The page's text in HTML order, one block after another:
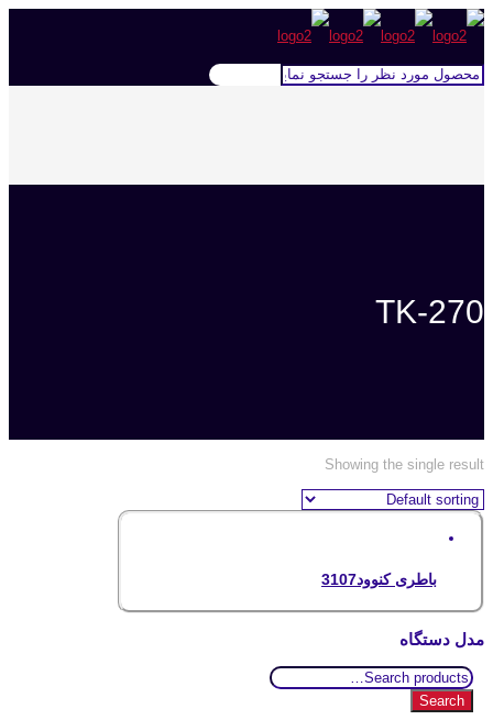
TK-270
Showing the single result
باطری کنوود3107
مدل دستگاه
Search
for:
Search